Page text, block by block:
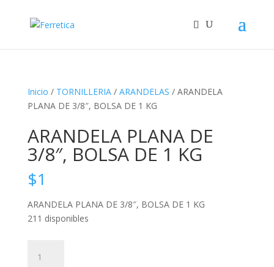
Inicio / TORNILLERIA/ ARANDELAS / ARANDELA
PLANA DE 3/8″, BOLSA DE 1 KG
ARANDELA PLANA DE
3/8″, BOLSA DE 1 KG
$1
ARANDELA PLANA DE 3/8″, BOLSA DE 1 KG
211 disponibles
PLANA